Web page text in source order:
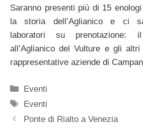
Saranno presenti più di 15
la storia dell’Aglianico e ci
laboratori su prenotazione:
all’Aglianico del Vulture e gli
rappresentative aziende di
Categorie
Eventi
Tag
Eventi
Ponte di Rialto a Venezia